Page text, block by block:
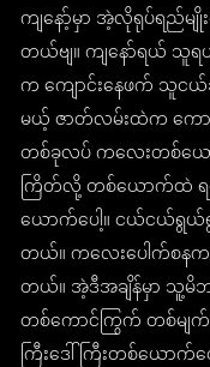
ကျနော့်မှာ အဲ့လိုရုပ်ရည်မ
တယ်ဗျ။ ကျနော်ရယ် သူ
က ကျောင်းနေဖက် သူငယ်ချ
မယ့် ဇာတ်လမ်းထဲက ကော
တစ်ခုလပ် ကလေးတစ်ယ
ကြိတ်လို့ တစ်ယောက်ထဲ ရ
ယောက်ပေါ့။ ငယ်ငယ်ရွယ်ရွ
တယ်။ ကလေးပေါက်စနက
တယ်။ အဲ့ဒီအချိန်မှာ သူ့
တစ်ကောင်ကြွက် တစ်မျက်
ကြီးဒေါ်ကြီးတစ်ယော